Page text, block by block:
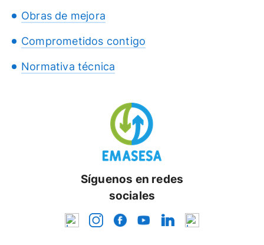
Obras de mejora
Comprometidos contigo
Normativa técnica
Síguenos en redes
sociales